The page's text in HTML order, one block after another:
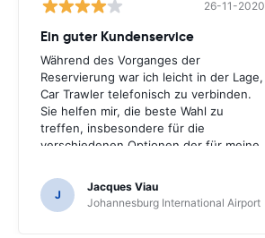
26-11-2020
Ein guter Kundenservice
Während des Vorganges der
Reservierung war ich leicht in der Lage,
Car Trawler telefonisch zu verbinden.
Sie helfen mir, die beste Wahl zu
treffen, insbesondere für die
verschiedenen Optionen der für meine
Versicherungen.
J
Jacques Viau
Johannesburg International Airport